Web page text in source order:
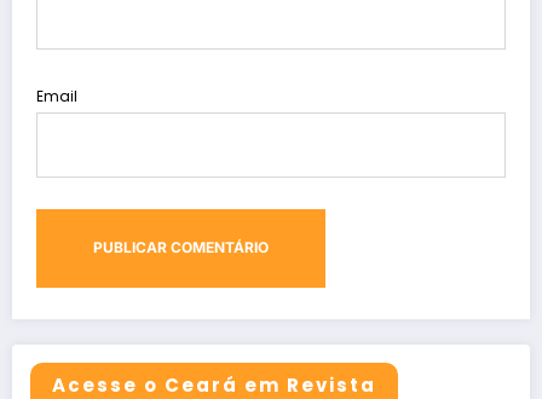
Email
Acesse o Ceará em Revista